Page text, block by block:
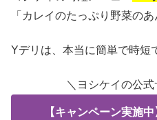
「カレイのたっぷり野菜の
Yデリは、本当に簡単で時短
＼ヨシケイの公
【キャンペーン実施